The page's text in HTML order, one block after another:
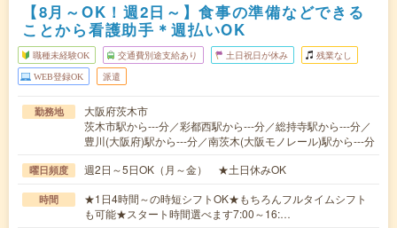
【8月～OK！週2日～】食事の準備などできる
ことから看護助手＊週払いOK
職種未経験OK 交通費別途支給あり 土日祝日が休み 残業なし
WEB登録OK 派遣
勤務地
大阪府茨木市
茨木市駅から---分／彩都西駅から---分／総持寺駅から---分／
豊川(大阪府)駅から---分／南茨木(大阪モノレール)駅から---分
曜日頻度 週2日～5日OK（月～金） ★土日休みOK
時間
★1日4時間～の時短シフトOK★もちろんフルタイムシフト
も可能★スタート時間選べます7:00～16:…